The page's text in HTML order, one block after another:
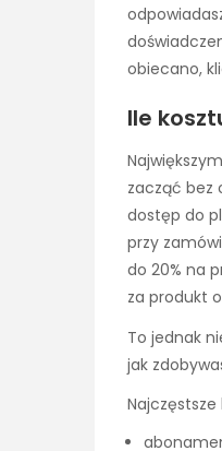
obiecano,
Ile
zacząć bez
dostęp do
przy
do 20% na
za produkt
To jednak
jak
Najczęstsze